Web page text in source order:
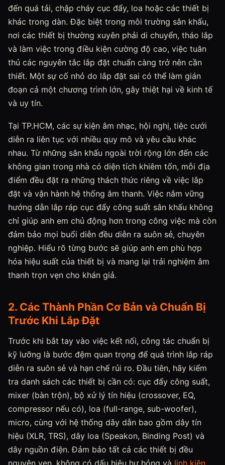
đến quá tải, chập cháy cục đẩy, loa hoặc các thiết bị
khác trong dàn. Đặc biệt trong môi trường sân khấu,
nơi các thiết bị thường xuyên phải di chuyển, tháo lắp
và làm việc trong điều kiện cường độ cao, việc tuân
thủ các nguyên tắc lắp đặt chuẩn càng trở nên cần
thiết. Một sự cố nhỏ do lắp đặt sai có thể làm gián
đoạn cả một chương trình lớn, gây thiệt hại về kinh tế
và uy tín.
Tại TP.HCM, các sự kiện âm nhạc, hội nghị, tiệc cưới
diễn ra liên tục với nhiều quy mô và yêu cầu khác
nhau. Từ những sân khấu ngoài trời rộng lớn đến các
không gian trong nhà có diện tích khiêm tốn, mỗi địa
điểm đều đặt ra những thách thức riêng về việc lắp
đặt và vận hành hệ thống âm thanh. Việc nắm vững
hướng dẫn lắp ráp cục đẩy công suất sân khấu không
chỉ giúp anh em chủ động hơn trong công việc mà còn
đảm bảo mọi buổi diễn đều diễn ra suôn sẻ, chuyên
nghiệp. Hiểu rõ từng bước sẽ giúp anh em phù hợp
hóa hiệu suất của thiết bị và mang lại trải nghiệm âm
thanh trọn vẹn cho khán giả.
2. Các Thành Phần Cơ Bản và Chuẩn Bị
Trước Khi Lắp Đặt
Trước khi bắt tay vào việc kết nối, công tác chuẩn bị
kỹ lưỡng là bước đệm quan trọng để quá trình lắp ráp
diễn ra suôn sẻ và hạn chế rủi ro. Đầu tiên, hãy kiểm
tra danh sách các thiết bị cần có: cục đẩy công suất,
mixer (bàn trộn), bộ xử lý tín hiệu (crossover, EQ,
compressor nếu có), loa (full-range, sub-woofer),
micro, cùng với hệ thống dây dẫn bao gồm dây tín
hiệu (XLR, TRS), dây loa (Speakon, Binding Post) và
dây nguồn điện. Đảm bảo tất cả các thiết bị đều
nguyên vẹn, không có dấu hiệu hư hỏng và linh kiện